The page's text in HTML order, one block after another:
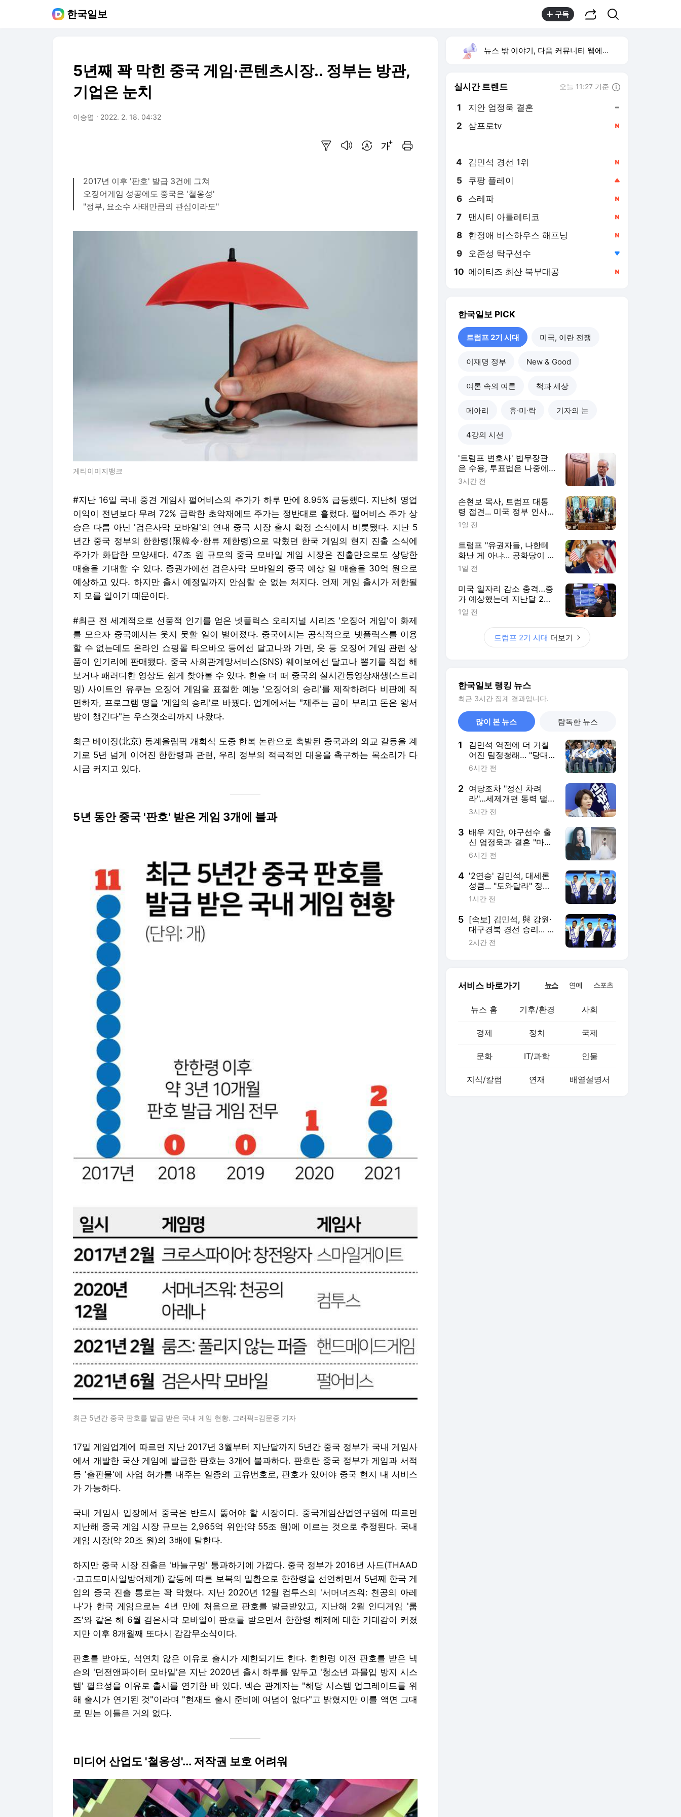
한국일보 구독
5년째 꽉 막힌 중국 게임·콘텐츠시장.. 정부는 방관,
기업은 눈치
이승엽 2022. 2. 18. 04:32
2017년 이후 '판호' 발급 3건에 그쳐
오징어게임 성공에도 중국은 '철옹성'
"정부, 요소수 사태만큼의 관심이라도"
게티이미지뱅크
#지난 16일 국내 중견 게임사 펄어비스의 주가가 하루 만에 8.95% 급등했다. 지난해 영업
이익이 전년보다 무려 72% 급락한 초악재에도 주가는 정반대로 흘렀다. 펄어비스 주가 상
승은 다름 아닌 '검은사막 모바일'의 연내 중국 시장 출시 확정 소식에서 비롯됐다. 지난 5
년간 중국 정부의 한한령(限韓令·한류 제한령)으로 막혔던 한국 게임의 현지 진출 소식에
주가가 화답한 모양새다. 47조 원 규모의 중국 모바일 게임 시장은 진출만으로도 상당한
매출을 기대할 수 있다. 증권가에선 검은사막 모바일의 중국 예상 일 매출을 30억 원으로
예상하고 있다. 하지만 출시 예정일까지 안심할 순 없는 처지다. 언제 게임 출시가 제한될
지 모를 일이기 때문이다.
#최근 전 세계적으로 선풍적 인기를 얻은 넷플릭스 오리지널 시리즈 '오징어 게임'이 화제
를 모으자 중국에서는 웃지 못할 일이 벌어졌다. 중국에서는 공식적으로 넷플릭스를 이용
할 수 없는데도 온라인 쇼핑몰 타오바오 등에선 달고나와 가면, 옷 등 오징어 게임 관련 상
품이 인기리에 판매됐다. 중국 사회관계망서비스(SNS) 웨이보에선 달고나 뽑기를 직접 해
보거나 패러디한 영상도 쉽게 찾아볼 수 있다. 한술 더 떠 중국의 실시간동영상재생(스트리
밍) 사이트인 유쿠는 오징어 게임을 표절한 예능 '오징어의 승리'를 제작하려다 비판에 직
면하자, 프로그램 명을 ‘게임의 승리'로 바꿨다. 업계에서는 "재주는 곰이 부리고 돈은 왕서
방이 챙긴다"는 우스갯소리까지 나왔다.
최근 베이징(北京) 동계올림픽 개회식 도중 한복 논란으로 촉발된 중국과의 외교 갈등을 계
기로 5년 넘게 이어진 한한령과 관련, 우리 정부의 적극적인 대응을 촉구하는 목소리가 다
시금 커지고 있다.
5년 동안 중국 '판호' 받은 게임 3개에 불과
최근 5년간 중국 판호를 발급 받은 국내 게임 현황. 그래픽=김문중 기자
17일 게임업계에 따르면 지난 2017년 3월부터 지난달까지 5년간 중국 정부가 국내 게임사
에서 개발한 국산 게임에 발급한 판호는 3개에 불과하다. 판호란 중국 정부가 게임과 서적
등 '출판물'에 사업 허가를 내주는 일종의 고유번호로, 판호가 있어야 중국 현지 내 서비스
가 가능하다.
국내 게임사 입장에서 중국은 반드시 뚫어야 할 시장이다. 중국게임산업연구원에 따르면
지난해 중국 게임 시장 규모는 2,965억 위안(약 55조 원)에 이르는 것으로 추정된다. 국내
게임 시장(약 20조 원)의 3배에 달한다.
하지만 중국 시장 진출은 '바늘구멍' 통과하기에 가깝다. 중국 정부가 2016년 사드(THAAD
·고고도미사일방어체계) 갈등에 따른 보복의 일환으로 한한령을 선언하면서 5년째 한국 게
임의 중국 진출 통로는 꽉 막혔다. 지난 2020년 12월 컴투스의 '서머너즈워: 천공의 아레
나'가 한국 게임으로는 4년 만에 처음으로 판호를 발급받았고, 지난해 2월 인디게임 '룸
즈'와 같은 해 6월 검은사막 모바일이 판호를 받으면서 한한령 해제에 대한 기대감이 커졌
지만 이후 8개월째 또다시 감감무소식이다.
판호를 받아도, 석연치 않은 이유로 출시가 제한되기도 한다. 한한령 이전 판호를 받은 넥
슨의 '던전앤파이터 모바일'은 지난 2020년 출시 하루를 앞두고 '청소년 과몰입 방지 시스
템' 필요성을 이유로 출시를 연기한 바 있다. 넥슨 관계자는 "해당 시스템 업그레이드를 위
해 출시가 연기된 것"이라며 "현재도 출시 준비에 여념이 없다"고 밝혔지만 이를 액면 그대
로 믿는 이들은 거의 없다.
미디어 산업도 '철옹성'... 저작권 보호 어려워
뉴스 밖 이야기, 다음 커뮤니티 웹에서 보기
실시간 트렌드 오늘 11:27 기준
1 지안 엄정욱 결혼
2 삼프로tv
4 김민석 경선 1위
5 쿠팡 플레이
6 스레파
7 맨시티 아틀레티코
8 한정애 버스하우스 해프닝
9 오준성 탁구선수
10 에이티즈 최산 북부대공
한국일보 PICK
트럼프 2기 시대 미국, 이란 전쟁
이재명 정부 New & Good
여론 속의 여론 책과 세상
메아리 휴·미·락 기자의 눈
4강의 시선
'트럼프 변호사' 법무장관
은 수용, 투표법은 나중에…
美공화 상원의 타협
3시간 전
손현보 목사, 트럼프 대통
령 접견... 미국 정부 인사들
과 잇달아 접촉
1일 전
트럼프 "유권자들, 나한테
화난 게 아냐... 공화당이 문
제"
1일 전
미국 일자리 감소 충격…증
가 예상했는데 지난달 2만
3000개 줄어
1일 전
트럼프 2기 시대 더보기
한국일보 랭킹 뉴스
최근 3시간 집계 결과입니다.
많이 본 뉴스 탐독한 뉴스
1
김민석 역전에 더 거칠
어진 팀정청래… "당대
표, 대권 정거장 아냐"
6시간 전
2 여당조차 "정신 차려
라"…세제개편 동력 떨
어진 재경부
3시간 전
3 배우 지안, 야구선수 출
신 엄정욱과 결혼 "마음
참 따뜻한 사람"
6시간 전
4 '2연승' 김민석, 대세론
성큼... "도와달라" 정청
래, 호남서 역전 노린다
1시간 전
5 [속보] 김민석, 與 강원·
대구경북 경선 승리... 누
적 득표율 1위 지켜
2시간 전
서비스 바로가기 뉴스 연예 스포츠
뉴스 홈 기후/환경 사회
경제 정치 국제
문화 IT/과학 인물
지식/칼럼 연재 배열설명서